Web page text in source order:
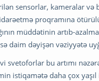
sensorlar, kameralar və
proqramına
müddətinin artıb-
daim dəyişən vəziyyətə
svetoforlar bu artımı
istiqamətə daha çox yaşıl